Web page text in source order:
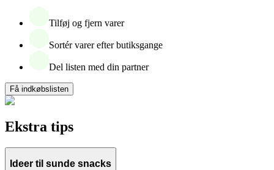
Tilføj og fjern varer
Sortér varer efter butiksgange
Del listen med din partner
Få indkøbslisten
Ekstra tips
Ideer til sunde snacks